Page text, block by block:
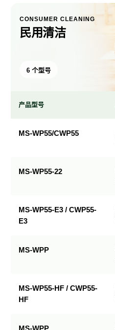
CONSUMER CLEANING
民用清洁
6 个型号
产品型号
MS-WP55/CWP55
MS-WP55-22
MS-WP55-E3 / CWP55-
E3
MS-WPP
MS-WP55-HF / CWP55-
HF
MS-WPP